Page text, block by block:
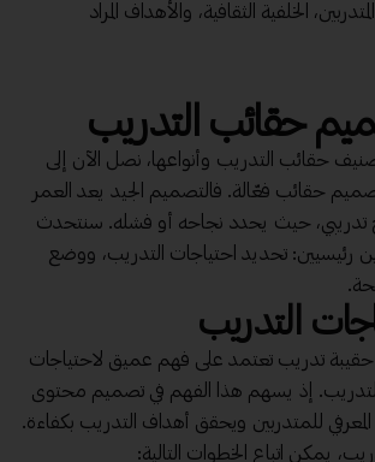
الخلفية الثقافية، والأهداف المراد
حقائب التدريب
حقائب التدريب وأنواعها، نصل الآن إلى
حقائب فعّالة. فالتصميم الجيد يعد العمر
تدريبي، حيث يحدد نجاحه أو فشله. سنتحدث
رئيسيين: تحديد احتياجات التدريب، ووضع
التدريب
حقيبة تدريب تعتمد على فهم عميق لاحتياجات
التدريب. إذ يسهم هذا الفهم في تصميم محتوى
للمتدربين ويحقق أهداف التدريب بكفاءة.
يمكن اتباع الخطوات التالية: